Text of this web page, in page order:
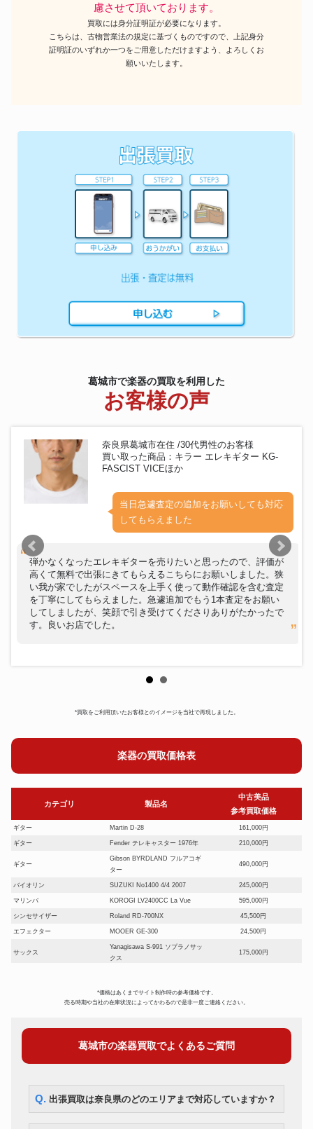
慮させて頂いております。
買取には身分証明証が必要になります。
こちらは、古物営業法の規定に基づくものですので、上記身分
証明証のいずれか一つをご用意しただけますよう、よろしくお
願いいたします。
葛城市で楽器の買取を利用した
お客様の声
奈良県葛城市在住 /30代男性のお客様
買い取った商品：キラー エレキギター KG-
FASCIST VICEほか
当日急遽査定の追加をお願いしても対応
してもらえました
弾かなくなったエレキギターを売りたいと思ったので、評価が
高くて無料で出張にきてもらえるこちらにお願いしました。狭
い我が家でしたがスペースを上手く使って動作確認を含む査定
を丁寧にしてもらえました。急遽追加でもう1本査定をお願い
してしましたが、笑顔で引き受けてくださりありがたかったで
す。良いお店でした。
*買取をご利用頂いたお客様とのイメージを当社で再現しました。
楽器の買取価格表
カテゴリ 製品名
中古美品
参考買取価格
ギター Martin D-28 161,000円
ギター Fender テレキャスター 1976年 210,000円
ギター
Gibson BYRDLAND フルアコギ
ター
490,000円
バイオリン SUZUKI No1400 4/4 2007 245,000円
マリンバ KOROGI LV2400CC La Vue 595,000円
シンセサイザー Roland RD-700NX 45,500円
エフェクター MOOER GE-300 24,500円
サックス
Yanagisawa S-991 ソプラノサッ
クス
175,000円
Fossati FJ-77 154,000円
フルート
ヤマハ 450
コルネット
トランペット
ML
73,500円
トロンボーン 105,000円
*価格はあくまでサイト制作時の参考価格です。
売る時期や当社の在庫状況によってかわるので是非一度ご連絡ください。
葛城市の楽器買取でよくあるご質問
Q. 出張買取は奈良県のどのエリアまで対応していますか？